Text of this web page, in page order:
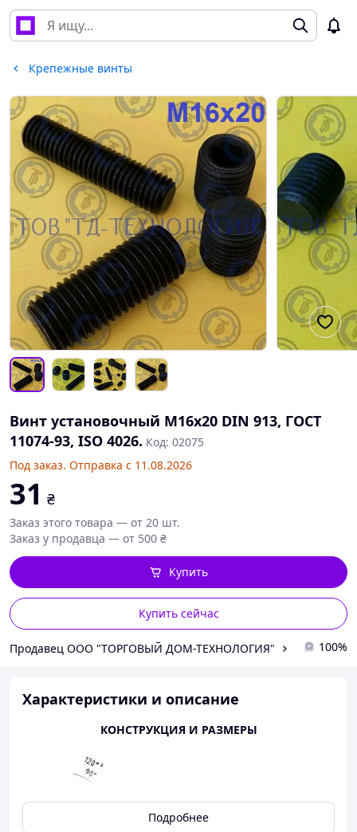
Крепежные винты
Винт установочный М16х20 DIN 913, ГОСТ
11074-93, ISO 4026. Код: 02075
Под заказ. Отправка с 11.08.2026
31 ₴
Заказ этого товара — от 20 шт.
Заказ у продавца — от 500 ₴
Купить сейчас
Купить
Продавец ООО "ТОРГОВЫЙ ДОМ-ТЕХНОЛОГИЯ" 100%
Характеристики и описание
КОНСТРУКЦИЯ И РАЗМЕРЫ
Подробнее